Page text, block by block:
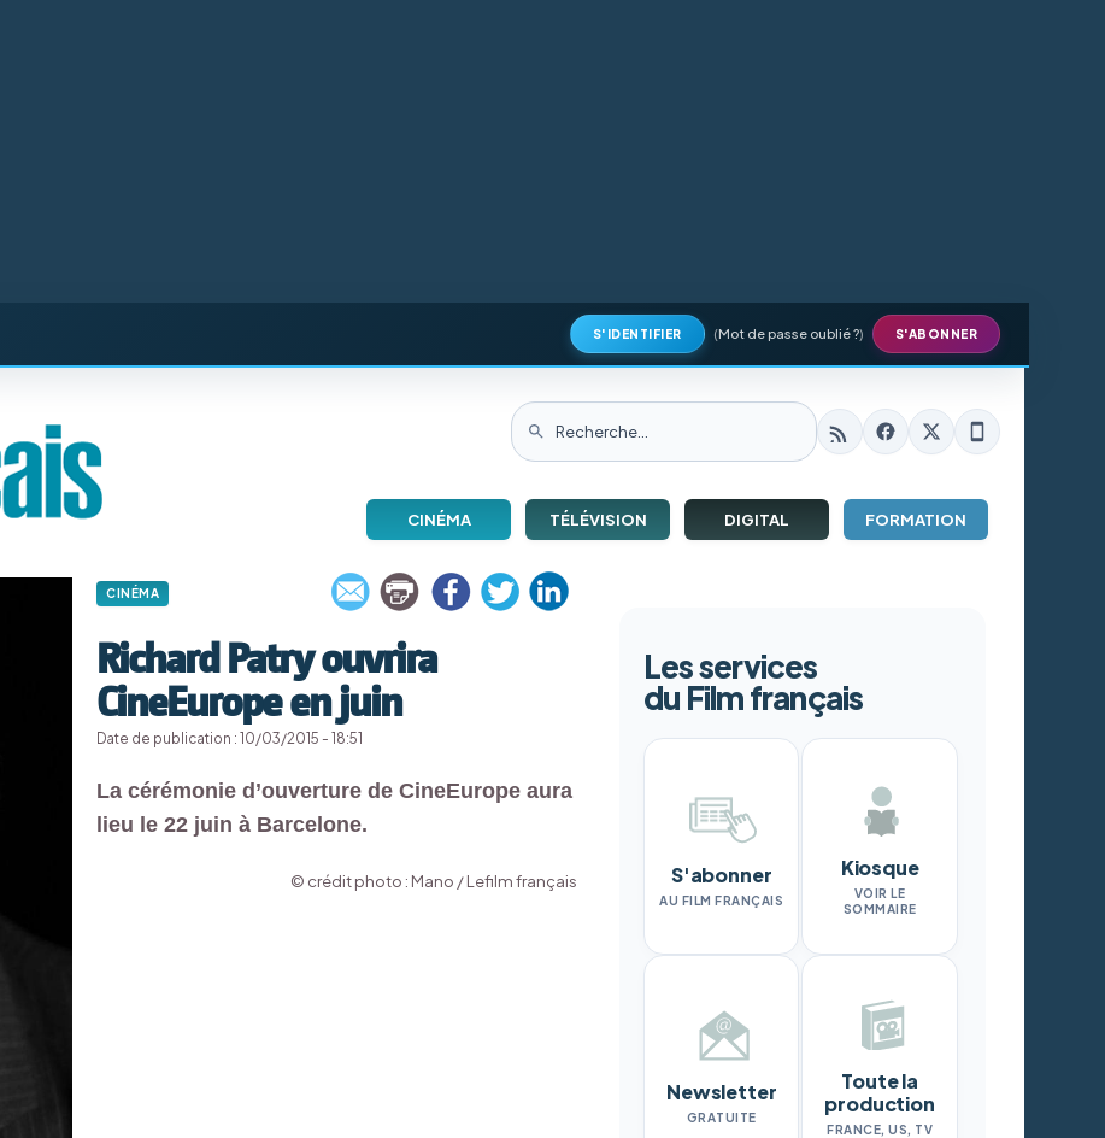
S'IDENTIFIER (Mot de passe oublié ?) S'ABONNER
CINÉMA TÉLÉVISION DIGITAL FORMATION
CINÉMA
Richard Patry ouvrira
CineEurope en juin
Date de publication : 10/03/2015 - 18:51
La cérémonie d’ouverture de CineEurope aura
lieu le 22 juin à Barcelone.
© crédit photo : Mano / Lefilm français
Les services
du Film français
S'abonner
AU FILM FRANÇAIS
Kiosque
VOIR LE
SOMMAIRE
Newsletter
GRATUITE
Toute la
production
FRANCE, US, TV